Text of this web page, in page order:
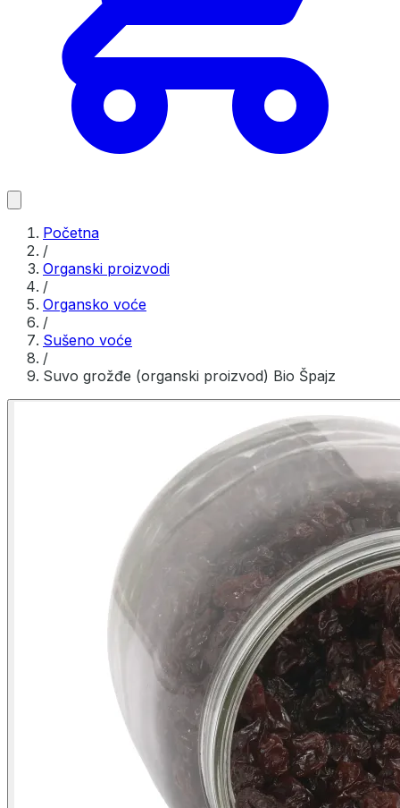
Početna
/
Organski proizvodi
/
Organsko voće
/
Sušeno voće
/
Suvo grožđe (organski proizvod) Bio Špajz